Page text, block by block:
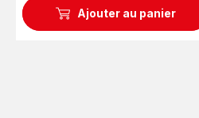
Ajouter au panier